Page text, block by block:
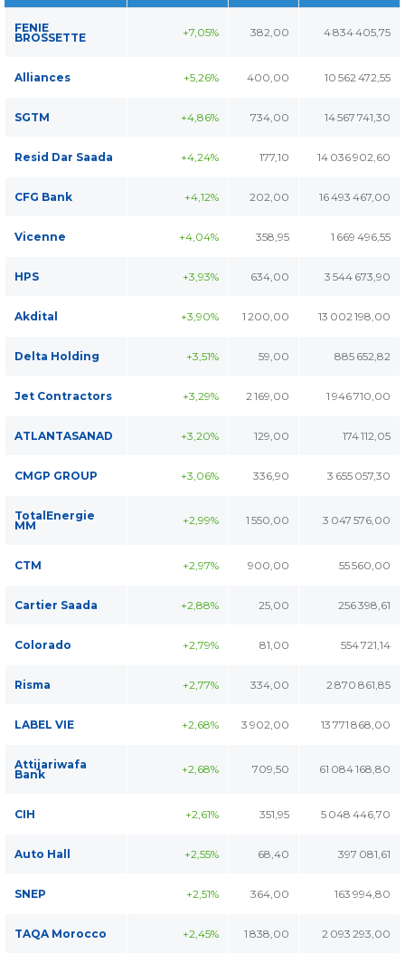
FENIE
BROSSETTE +7,05% 382,00 4 834 405,75
Alliances +5,26% 400,00 10 562 472,55
SGTM +4,86% 734,00 14 567 741,30
Resid Dar Saada +4,24% 177,10 14 036 902,60
CFG Bank +4,12% 202,00 16 493 467,00
Vicenne +4,04% 358,95 1 669 496,55
HPS +3,93% 634,00 3 544 673,90
Akdital +3,90% 1 200,00 13 002 198,00
Delta Holding +3,51% 59,00 885 652,82
Jet Contractors +3,29% 2 169,00 1 946 710,00
ATLANTASANAD +3,20% 129,00 174 112,05
CMGP GROUP +3,06% 336,90 3 655 057,30
TotalEnergie
MM +2,99% 1 550,00 3 047 576,00
CTM +2,97% 900,00 55 560,00
Cartier Saada +2,88% 25,00 256 398,61
Colorado +2,79% 81,00 554 721,14
Risma +2,77% 334,00 2 870 861,85
LABEL VIE +2,68% 3 902,00 13 771 868,00
Attijariwafa
Bank +2,68% 709,50 61 084 168,80
CIH +2,61% 351,95 5 048 446,70
Auto Hall +2,55% 68,40 397 081,61
SNEP +2,51% 364,00 163 994,80
TAQA Morocco +2,45% 1 838,00 2 093 293,00